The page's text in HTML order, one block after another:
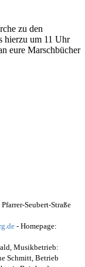
zu den
hierzu um 11 Uhr
eure Marschbücher
Pfarrer-Seubert-Straße
- Homepage:
Musikbetrieb:
Schmitt, Betrieb